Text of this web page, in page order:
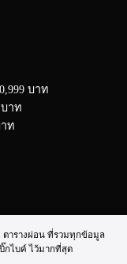
บาท
บาท
ท
ตารางผ่อน ที่รวมทุกข้อมูล
กไบค์ ไว้มากที่สุด